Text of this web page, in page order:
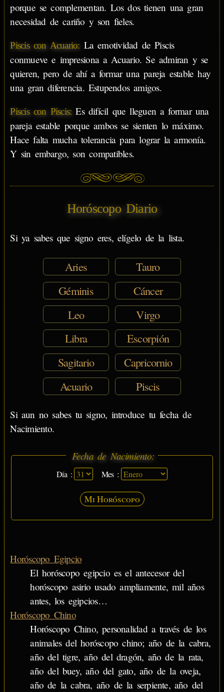
porque se complementan. Los dos tienen una gran
necesidad de cariño y son fieles.
Piscis con Acuario: La emotividad de Piscis
conmueve e impresiona a Acuario. Se admiran y se
quieren, pero de ahí a formar una pareja estable hay
una gran diferencia. Estupendos amigos.
Piscis con Piscis: Es difícil que lleguen a formar una
pareja estable porque ambos se sienten lo máximo.
Hace falta mucha tolerancia para lograr la armonía.
Y sin embargo, son compatibles.
Horóscopo Diario
Si ya sabes que signo eres, elígelo de la lista.
Aries
Tauro
Géminis
Cáncer
Leo
Virgo
Libra
Escorpión
Sagitario
Capricornio
Acuario
Piscis
Si aun no sabes tu signo, introduce tu fecha de
Nacimiento.
Fecha de Nacimiento:
Día : Mes :
Mi Horóscopo
Horóscopo Egipcio
El horóscopo egipcio es el antecesor del
horóscopo asirio usado ampliamente, mil años
antes, los egipcios…
Horóscopo Chino
Horóscopo Chino, personalidad a través de los
animales del horóscopo chino; año de la cabra,
año del tigre, año del dragón, año de la rata,
año del buey, año del gato, año de la oveja,
año de la cabra, año de la serpiente, año del